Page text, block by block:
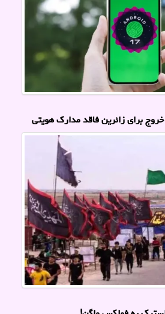
برای زائرین فاقد مدارک هویتی